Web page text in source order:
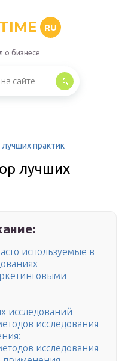
RU
о бизнесе
практик
лучших
используемые в
исследований
исследования
исследования